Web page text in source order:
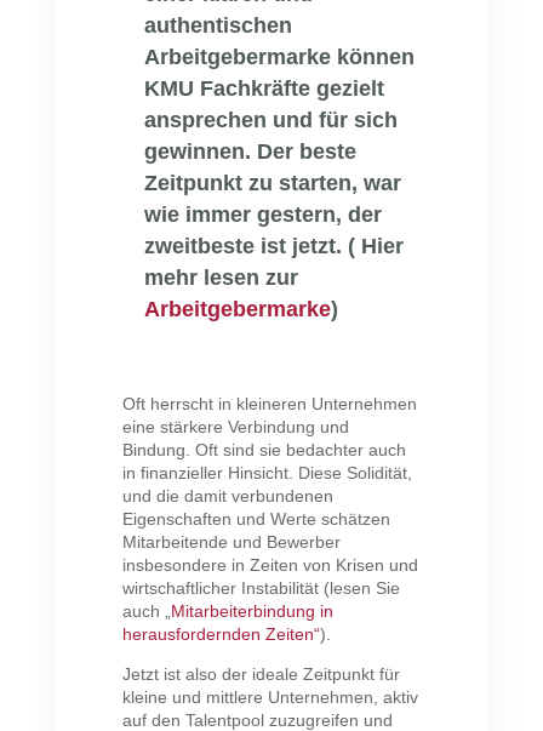
authentischen
Arbeitgebermarke können
KMU Fachkräfte gezielt
ansprechen und für sich
gewinnen. Der beste
Zeitpunkt zu starten, war
wie immer gestern, der
zweitbeste ist jetzt. ( Hier
mehr lesen zur
Arbeitgebermarke)
Oft herrscht in kleineren Unternehmen
eine stärkere Verbindung und
Bindung. Oft sind sie bedachter auch
in finanzieller Hinsicht. Diese Solidität,
und die damit verbundenen
Eigenschaften und Werte schätzen
Mitarbeitende und Bewerber
insbesondere in Zeiten von Krisen und
wirtschaftlicher Instabilität (lesen Sie
auch „ Mitarbeiterbindung in
herausfordernden Zeiten“).
Jetzt ist also der ideale Zeitpunkt für
kleine und mittlere Unternehmen, aktiv
auf den Talentpool zuzugreifen und